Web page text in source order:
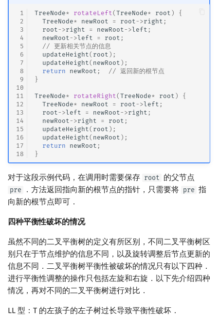
1
2
3
4
5
6
7
8
9
10
11
12
13
14
15
16
17
18
TreeNode* rotateLeft (TreeNode* root )
{
TreeNode* newRoot = root ->right ;
root ->right = newRoot ->left ;
newRoot ->left = root ;
// 更新相关节点的信息
updateHeight ( root );
updateHeight ( newRoot );
return
newRoot ;
// 返回新的根节点
}
TreeNode* rotateRight (TreeNode* root )
{
TreeNode* newRoot = root ->left ;
root ->left = newRoot ->right ;
newRoot ->right = root ;
updateHeight ( root );
updateHeight ( newRoot );
return
newRoot ;
}
对于这段示例代码，在调用时需要保存 root 的父节点
pre ．方法返回指向新的根节点的指针，只需要将 pre 指
向新的根节点即可．
四种平衡性破坏的情况
虽然不同的二叉平衡树的定义有所区别，不同二叉平衡树区
别只在于节点维护的信息不同，以及旋转调整后节点更新的
信息不同．二叉平衡树平衡性被破坏的情况只有以下四种．
进行平衡性调整的操作只包括左旋和右旋．以下先介绍四种
情况，再对不同的二叉平衡树进行对比．
LL 型：T 的左孩子的左子树过长导致平衡性破坏．